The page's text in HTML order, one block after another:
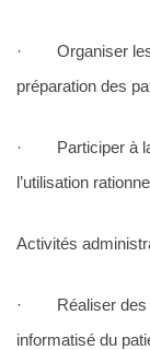
· Organiser les
préparation des
· Participer à la
l’utilisation
Activités
· Réaliser des
informatisé du